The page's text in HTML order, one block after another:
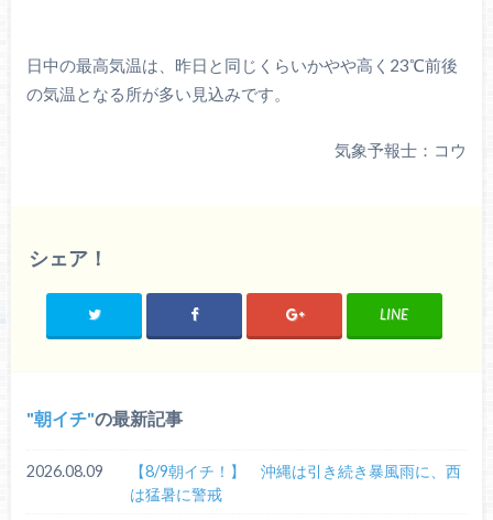
日中の最高気温は、昨日と同じくらいかやや高く23℃前後
の気温となる所が多い見込みです。
気象予報士：コウ
シェア！
LINE
朝イチ の最新記事
2026.08.09
【8/9朝イチ！】 沖縄は引き続き暴風雨に、西
は猛暑に警戒